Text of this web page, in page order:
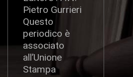
Pietro Gurrieri
Questo
periodico è
associato
all’Unione
Stampa